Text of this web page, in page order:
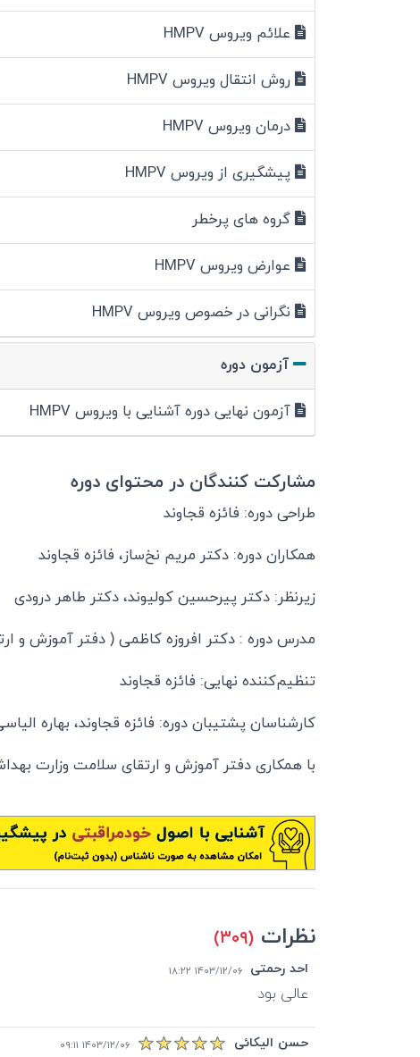
علائم ویروس HMPV
روش انتقال ویروس HMPV
درمان ویروس HMPV
پیشگیری از ویروس HMPV
گروه های پرخطر
عوارض ویروس HMPV
نگرانی در خصوص ویروس HMPV
آزمون دوره
آزمون نهایی دوره آشنایی با ویروس HMPV
مشارکت کنندگان در محتوای دوره
طراحی دوره: فائزه قجاوند
همکاران دوره: دکتر مریم نخ‌ساز، فائزه قجاوند
زیرنظر: دکتر پیرحسین کولیوند، دکتر طاهر درودی
مدرس دوره : دکتر افروزه کاظمی ( دفتر آموزش و
تنظیم‌کننده نهایی: فائزه قجاوند
کارشناسان پشتیبان دوره: فائزه قجاوند، بهاره
با همکاری دفتر آموزش و ارتقای سلامت وزارت
نظرات (۳۰۹)
احد رحمتی ۱۴۰۳/۱۲/۰۶ ۱۸:۲۲
عالی بود
حسن الیکائی ۱۴۰۳/۱۲/۰۶ ۰۹:۱۱